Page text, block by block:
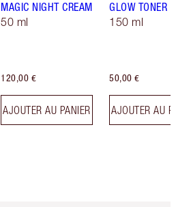
MAGIC NIGHT CREAM
50 ml
120,00 €
AJOUTER AU PANIER
GLOW TONER
150 ml
50,00 €
AJOUTER AU